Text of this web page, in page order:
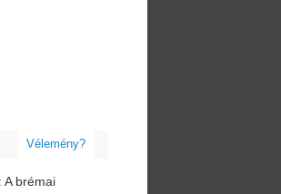
Vélemény?
A brémai